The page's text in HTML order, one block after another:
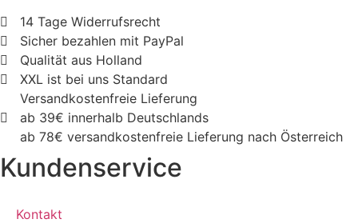
14 Tage Widerrufsrecht
Sicher bezahlen mit PayPal
Qualität aus Holland
XXL ist bei uns Standard
Versandkostenfreie Lieferung
ab 39€ innerhalb Deutschlands
ab 78€ versandkostenfreie Lieferung nach Österreich
Kundenservice
Kontakt